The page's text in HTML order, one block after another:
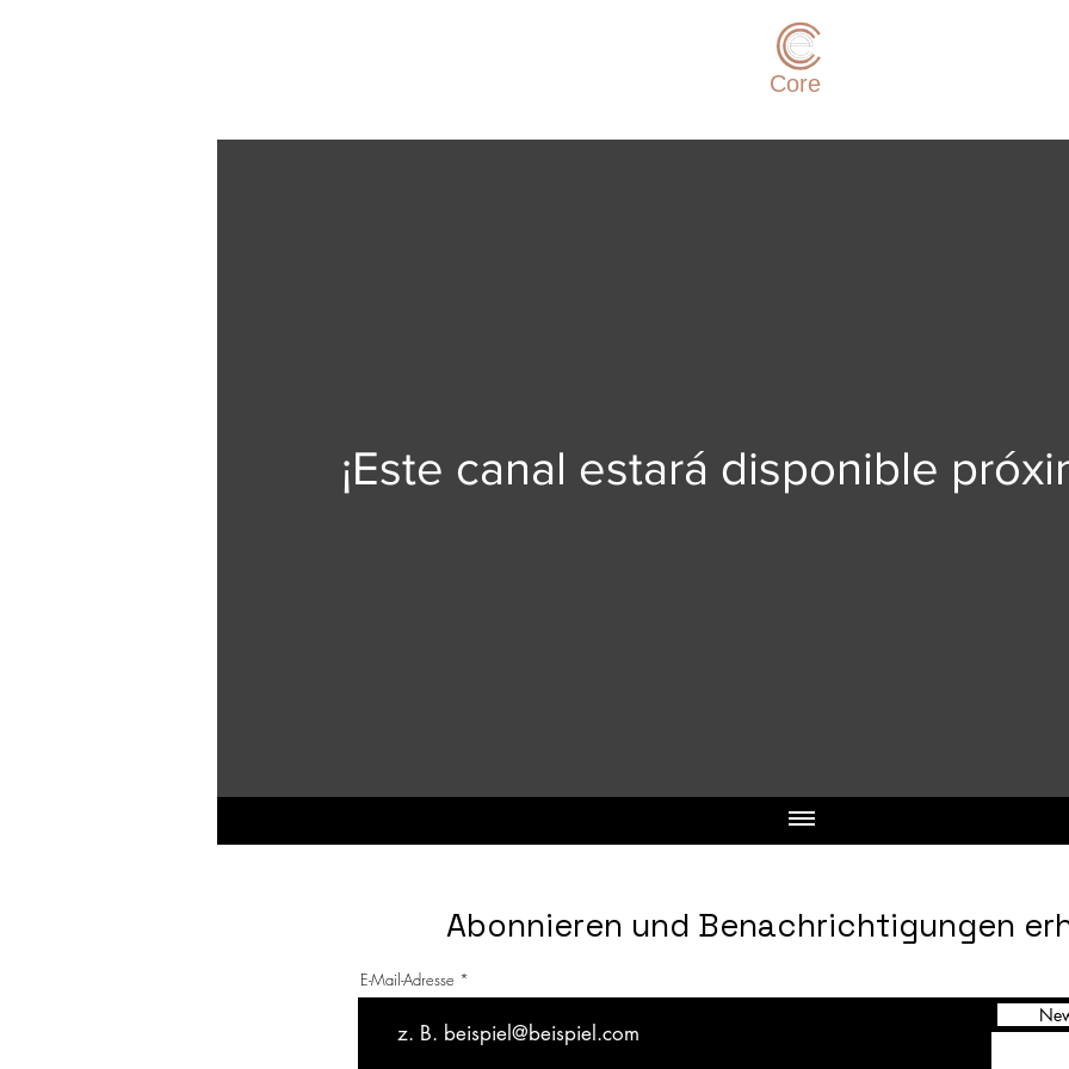
Core
¡Este canal estará disponible
Abonnieren und Benachrichtigungen
E-Mail-Adresse